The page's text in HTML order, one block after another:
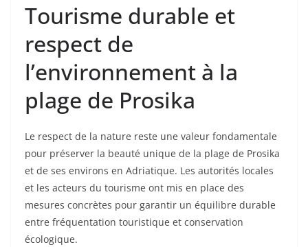
Tourisme durable et
respect de
l’environnement à la
plage de Prosika
Le respect de la nature reste une valeur fondamentale
pour préserver la beauté unique de la plage de Prosika
et de ses environs en Adriatique. Les autorités locales
et les acteurs du tourisme ont mis en place des
mesures concrètes pour garantir un équilibre durable
entre fréquentation touristique et conservation
écologique.